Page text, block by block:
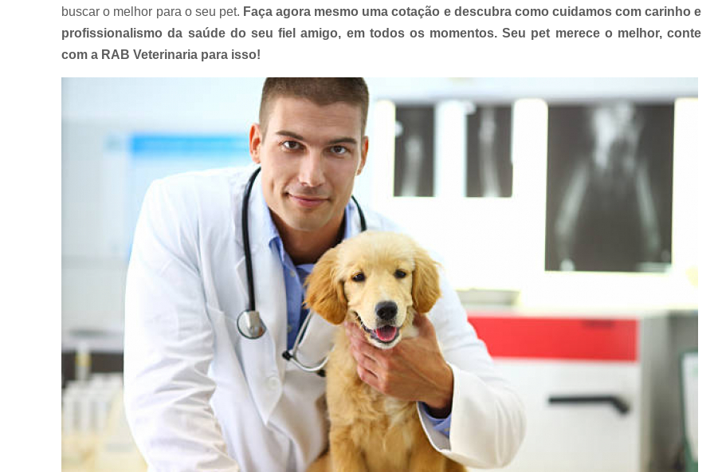
Exames Laboratoriais para Animais
Exames Laboratoriais para Cachorro
Exames Laboratoriais para Cães e
Exames Laboratoriais para
Exame Cardiograma para
Exame de Sangue para Gato
Exame de
Exame de Ultrassom para Gato
Exame para Animais
Exame para
Exames
Laserterapia para Animais
Laserterapia para Animais Pequenos
Laserterapia para Cães e
Laserterapia para Gatos e Cachorros
Limpeza de Tártaro Canino
Limpeza de
Limpeza de Tártaro em Cães
Limpeza de
Limpeza Dentária Canina
buscar o melhor para o seu pet. Faça agora mesmo uma cotação e descubra como cuidamos com carinho e
profissionalismo da saúde do seu fiel amigo, em todos os momentos. Seu pet merece o melhor, conte
com a RAB Veterinaria para isso!